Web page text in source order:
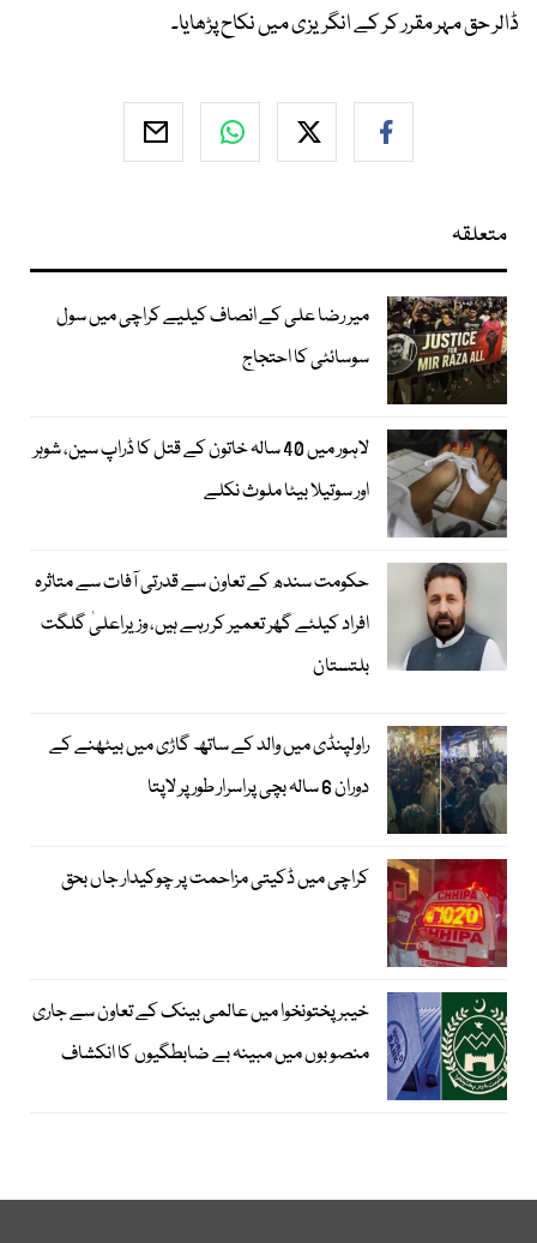
ڈالر حق مہر مقرر کر کے انگریزی میں نکاح پڑھایا۔
متعلقہ
میر رضا علی کے انصاف کیلیے کراچی میں سول
سوسائٹی کا احتجاج
لاہور میں 40 سالہ خاتون کے قتل کا ڈراپ سین، شوہر
اور سوتیلا بیٹا ملوث نکلے
حکومت سندھ کے تعاون سے قدرتی آفات سے متاثرہ
افراد کیلئے گھر تعمیر کر رہے ہیں، وزیراعلیٰ گلگت
بلتستان
راولپنڈی میں والد کے ساتھ گاڑی میں بیٹھنے کے
دوران 6 سالہ بچی پراسرار طور پر لاپتا
کراچی میں ڈکیتی مزاحمت پر چوکیدار جاں بحق
خیبرپختونخوا میں عالمی بینک کے تعاون سے جاری
منصوبوں میں مبینہ بے ضابطگیوں کا انکشاف